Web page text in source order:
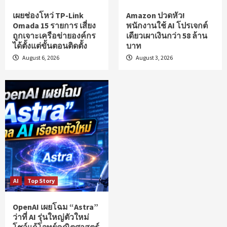
เผยช่องโหว่ TP-Link
Omada 15 รายการ เสี่ยง
ถูกเจาะเครือข่ายองค์กร
ได้ตั้งแต่ขั้นตอนติดตั้ง
August 6, 2026
Amazon ปวดหัว!
พนักงานใช้ AI โปรเจกต์
เดียวเผาเงินกว่า 58 ล้าน
บาท
August 3, 2026
AI Top Story
OpenAI เผยโฉม “Astra”
ว่าที่ AI รุ่นใหญ่ตัวใหม่